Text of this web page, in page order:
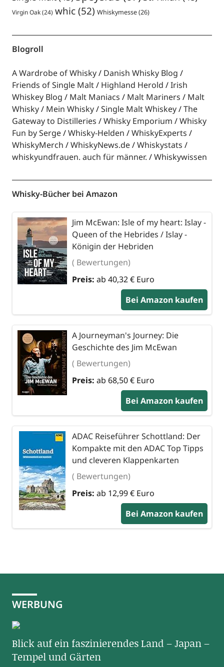
Virgin Oak(24) whic(52) Whiskymesse(26)
Blogroll
A Wardrobe of Whisky
Danish Whisky Blog
Friends of Single Malt
Highland Herold
Irish
Whiskey Blog
Malt Maniacs Malt Mariners
Malt
Whisky
Mein Whisky Single Malt Whiskey
The
Gateway to Distilleries
Whisky Emporium
Whisky
Fun by Serge
Whisky-Helden
WhiskyExperts
WhiskyMerch
WhiskyNews.de
Whiskystats
whiskyundfrauen. auch für männer.
Whiskywissen
Whisky-Bücher bei Amazon
Jim McEwan: Isle of my heart: Islay -
Queen of the Hebrides / Islay -
Königin der Hebriden
( Bewertungen)
Preis: ab 40,32 € Euro
Bei Amazon kaufen
A Journeyman's Journey: Die
Geschichte des Jim McEwan
( Bewertungen)
Preis: ab 68,50 € Euro
Bei Amazon kaufen
ADAC Reiseführer Schottland: Der
Kompakte mit den ADAC Top Tipps
und cleveren Klappenkarten
( Bewertungen)
Preis: ab 12,99 € Euro
Bei Amazon kaufen
WERBUNG
Blick auf ein faszinierendes Land – Japan –
Tempel und Gärten